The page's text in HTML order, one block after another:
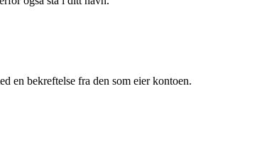
en bekreftelse fra den som eier kontoen.